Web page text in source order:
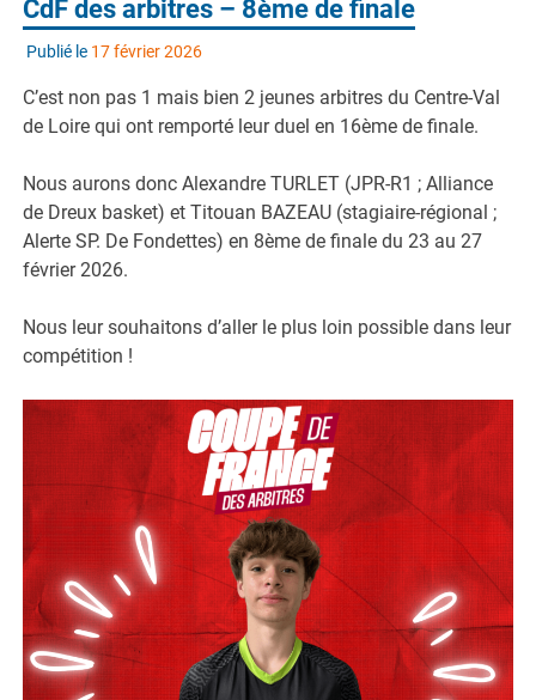
CdF des arbitres – 8ème de finale
Publié le 17 février 2026
C’est non pas 1 mais bien 2 jeunes arbitres du Centre-Val
de Loire qui ont remporté leur duel en 16ème de finale.
Nous aurons donc Alexandre TURLET (JPR-R1 ; Alliance
de Dreux basket) et Titouan BAZEAU (stagiaire-régional ;
Alerte SP. De Fondettes) en 8ème de finale du 23 au 27
février 2026.
Nous leur souhaitons d’aller le plus loin possible dans leur
compétition !